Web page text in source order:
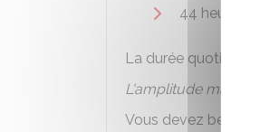
44 heures
La durée
L'amplitude
Vous devez